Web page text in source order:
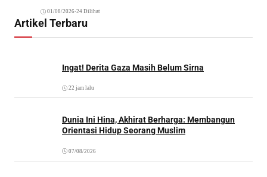
01/08/2026•24 Dilihat
Artikel Terbaru
Ingat! Derita Gaza Masih Belum Sirna
22 jam lalu
Dunia Ini Hina, Akhirat Berharga: Membangun
Orientasi Hidup Seorang Muslim
07/08/2026